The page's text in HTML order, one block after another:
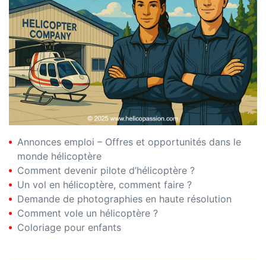
Annonces emploi – Offres et opportunités dans le
monde hélicoptère
Comment devenir pilote d’hélicoptère ?
Un vol en hélicoptère, comment faire ?
Demande de photographies en haute résolution
Comment vole un hélicoptère ?
Coloriage pour enfants